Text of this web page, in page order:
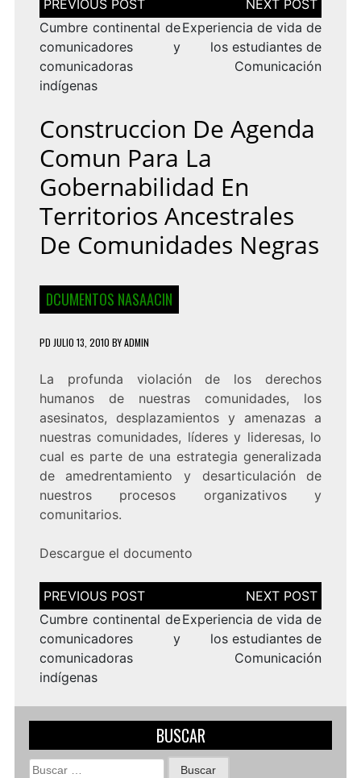
de
entradas
Cumbre continental de
comunicadores y
comunicadoras
indígenas
Experiencia de vida de
los estudiantes de
Comunicación
Construccion De Agenda
Comun Para La
Gobernabilidad En
Territorios Ancestrales
De Comunidades Negras
DCUMENTOS NASAACIN
PD JULIO 13, 2010 BYADMIN
La profunda violación de los derechos
humanos de nuestras comunidades, los
asesinatos, desplazamientos y amenazas a
nuestras comunidades, líderes y lideresas, lo
cual es parte de una estrategia generalizada
de amedrentamiento y desarticulación de
nuestros procesos organizativos y
comunitarios.
Descargue el documento
Navegación
de
entradas
Cumbre continental de
comunicadores y
comunicadoras
indígenas
Experiencia de vida de
los estudiantes de
Comunicación
BUSCAR
Buscar: